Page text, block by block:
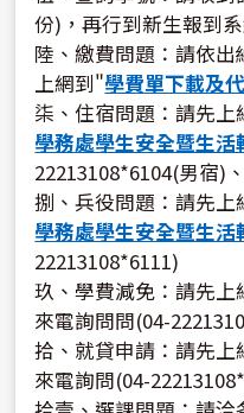
份)，再行到新生報到
陸、繳費問題：請依
上網到"學費單下載及
柒、住宿問題：請先上
學務處學生安全暨生活
22213108*6104(男宿)
捌、兵役問題：請先上
學務處學生安全暨生活
玖、學費減免：請先上
來電詢問問(04-
拾、就貸申請：請先上
來電詢問(04-